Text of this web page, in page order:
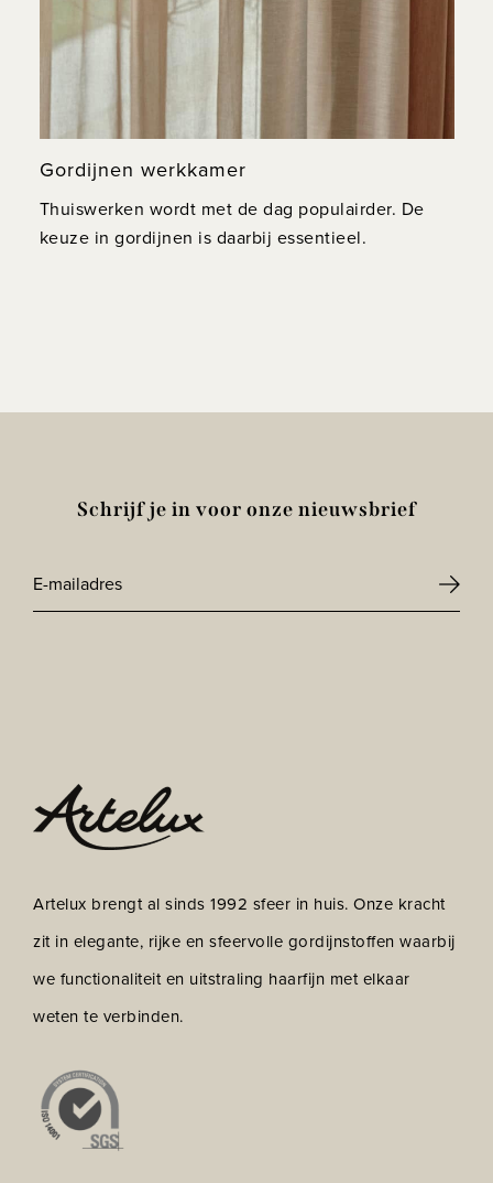
Gordijnen werkkamer
Thuiswerken wordt met de dag populairder. De
keuze in gordijnen is daarbij essentieel.
Schrijf je in voor onze nieuwsbrief
mailadres
Artelux brengt al sinds 1992 sfeer in huis. Onze kracht
zit in elegante, rijke en sfeervolle gordijnstoffen waarbij
we functionaliteit en uitstraling haarfijn met elkaar
weten te verbinden.